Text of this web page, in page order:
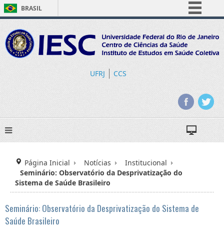
BRASIL
Comunica BR
Participe
UFRJ CCS
Página Inicial Notícias
Institucional
Seminário: Observatório da Desprivatização do
Sistema de Saúde Brasileiro
Seminário: Observatório da Desprivatização do Sistema de
Saúde Brasileiro